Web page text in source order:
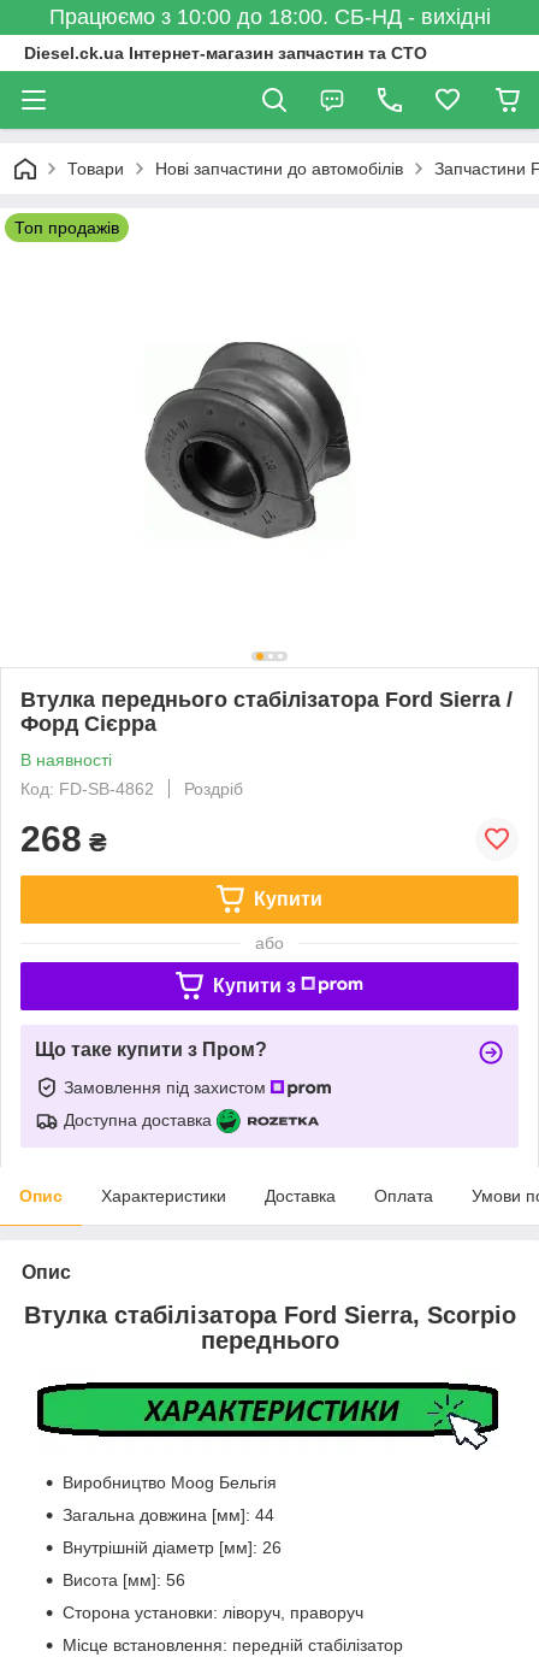
Працюємо з 10:00 до 18:00. СБ-НД - вихідні
Diesel.ck.ua Інтернет-магазин запчастин та СТО
Товари Нові запчастини до автомобілів Запчастини
Топ продажів
Втулка переднього стабілізатора Ford Sierra /
Форд Сієрра
В наявності
Код: FD-SB-4862
Роздріб
268 ₴
Купити
або
Купити з
Що таке купити з Пром?
Замовлення під захистом
Доступна доставка
Опис Характеристики Доставка Оплата Умови
Опис
Втулка стабілізатора Ford Sierra, Scorpio
переднього
Виробництво Moog Бельгія
Загальна довжина [мм]: 44
Внутрішній діаметр [мм]: 26
Висота [мм]: 56
Сторона установки: ліворуч, праворуч
Місце встановлення: передній стабілізатор